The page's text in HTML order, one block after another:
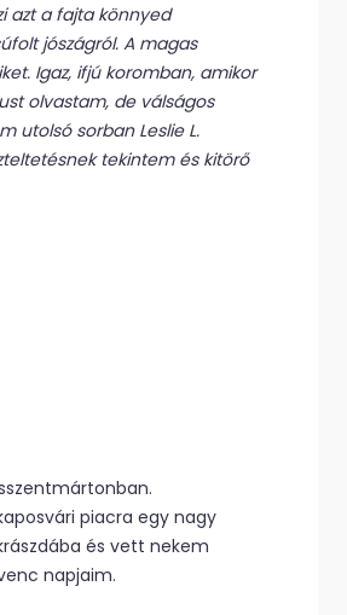
azt a fajta könnyed
jószágról. A magas
Igaz, ifjú koromban, amikor
olvastam, de válságos
utolsó sorban Leslie L.
tekintem és kitörő
piacra egy nagy
és vett nekem
napjaim.